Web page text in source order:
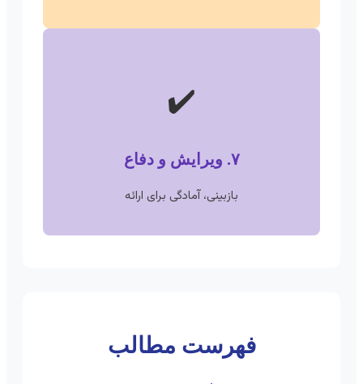
✔️
بازبینی، آمادگی برای ارائه
فهرست مطالب